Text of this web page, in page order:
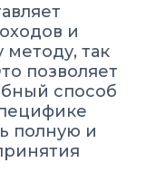
и
методу, так
позволяет
способ
полную и